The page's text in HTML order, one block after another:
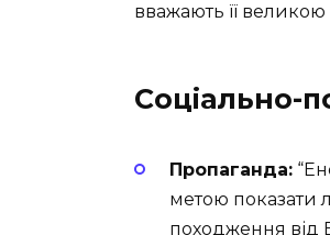
вважають її
Соціально-
Пропаганда:
метою показати
походження від